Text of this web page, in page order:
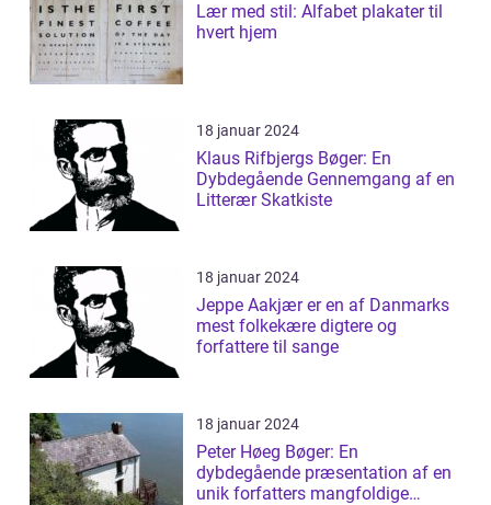
Lær med stil: Alfabet plakater til
hvert hjem
18 januar 2024
Klaus Rifbjergs Bøger: En
Dybdegående Gennemgang af en
Litterær Skatkiste
18 januar 2024
Jeppe Aakjær er en af Danmarks
mest folkekære digtere og
forfattere til sange
18 januar 2024
Peter Høeg Bøger: En
dybdegående præsentation af en
unik forfatters mangfoldige